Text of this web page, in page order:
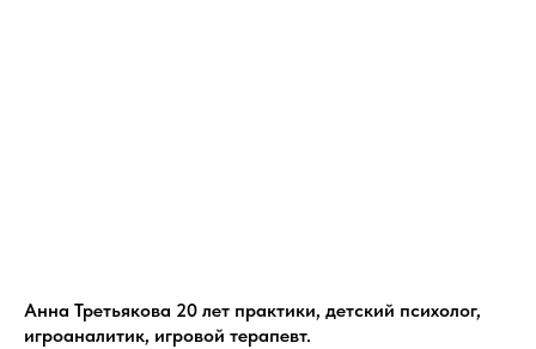
Анна Третьякова 20 лет практики, детский психолог,
игроаналитик, игровой терапевт.